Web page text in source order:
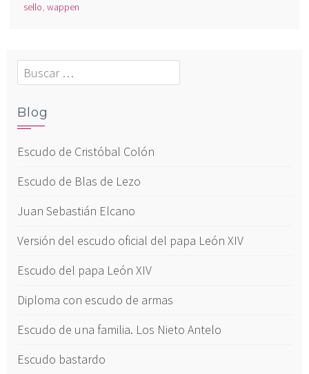
sello,wappen
Buscar:
Blog
Escudo de Cristóbal Colón
Escudo de Blas de Lezo
Juan Sebastián Elcano
Versión del escudo oficial del papa León XIV
Escudo del papa León XIV
Diploma con escudo de armas
Escudo de una familia. Los Nieto Antelo
Escudo bastardo